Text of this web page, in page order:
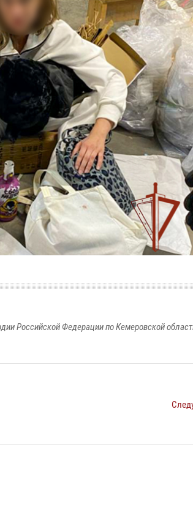
Российской Федерации по Кемеровской